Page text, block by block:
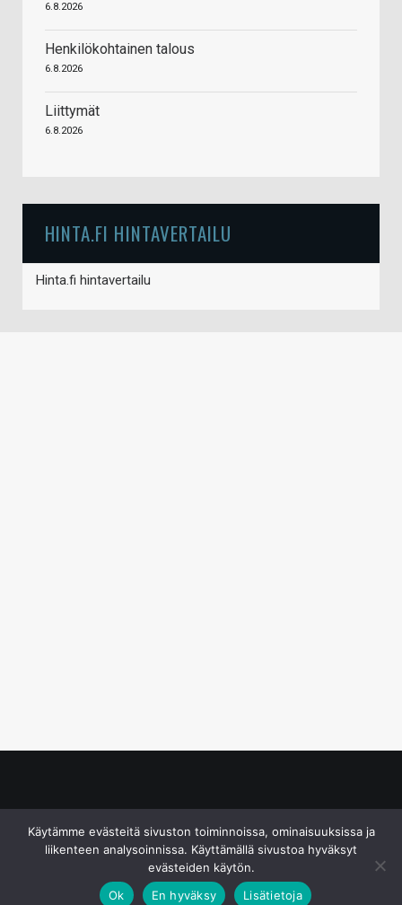
6.8.2026
Henkilökohtainen talous
6.8.2026
Liittymät
6.8.2026
HINTA.FI HINTAVERTAILU
Hinta.fi hintavertailu
Käytämme evästeitä sivuston toiminnoissa, ominaisuuksissa ja
liikenteen analysoinnissa. Käyttämällä sivustoa hyväksyt
evästeiden käytön.
Ok
En hyväksy Lisätietoja